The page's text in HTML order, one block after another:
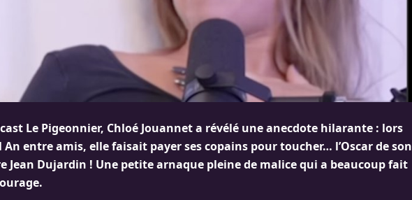
Le Pigeonnier, Chloé Jouannet a révélé une anecdote hilarante : lors
An entre amis, elle faisait payer ses copains pour toucher… l’Oscar de son
Jean Dujardin ! Une petite arnaque pleine de malice qui a beaucoup fait